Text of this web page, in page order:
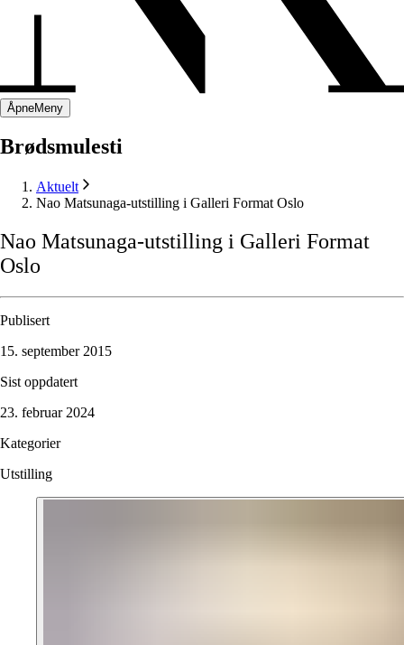
ÅpneMeny
Brødsmulesti
Aktuelt
Nao Matsunaga-utstilling i Galleri Format Oslo
Nao Matsunaga-utstilling i Galleri Format
Oslo
Publisert
15. september 2015
Sist oppdatert
23. februar 2024
Kategorier
Utstilling